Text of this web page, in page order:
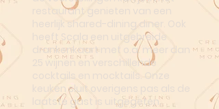
restaurant genieten van een
heerlijk shared-dining diner. Ook
heeft Scala een uitgebreide
drankenkaart met o.a. meer dan
25 wijnen en verschillende
cocktails en mocktails. Onze
keuken sluit overigens pas als de
laatste gast is uitgegeten.